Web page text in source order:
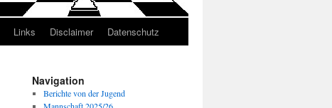
Links Disclaimer Datenschutz
Navigation
Berichte von der Jugend